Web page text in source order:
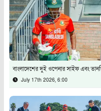
বাংলাদেশের দুই ওপেনার সাইফ এবং
July 17th 2026, 6:00